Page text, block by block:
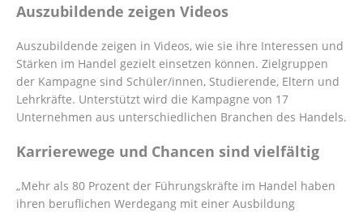
Auszubildende zeigen Videos
Auszubildende zeigen in Videos, wie sie ihre Interessen und
Stärken im Handel gezielt einsetzen können. Zielgruppen
der Kampagne sind Schüler/innen, Studierende, Eltern und
Lehrkräfte. Unterstützt wird die Kampagne von 17
Unternehmen aus unterschiedlichen Branchen des Handels.
Karrierewege und Chancen sind vielfältig
„Mehr als 80 Prozent der Führungskräfte im Handel haben
ihren beruflichen Werdegang mit einer Ausbildung